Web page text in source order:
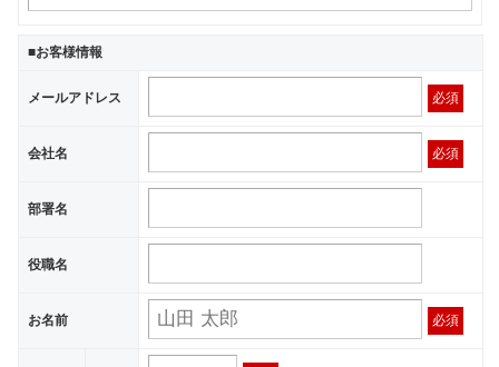
■お客様情報
メールアドレス 必須
会社名 必須
部署名
役職名
お名前 必須